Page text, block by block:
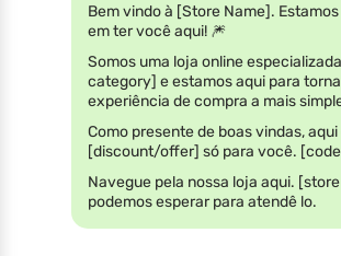
Bem vindo à [Store Name].
em ter você aqui! 🎆
Somos uma loja online
category] e estamos aqui para
experiência de compra a mais
Como presente de boas vindas, aqui
[discount/offer] só para você. [code
Navegue pela nossa loja aqui.
podemos esperar para atendê lo.